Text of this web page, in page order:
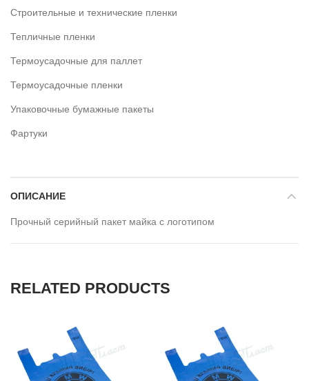
Строительные и технические пленки
Тепличные пленки
Термоусадочные для паллет
Термоусадочные пленки
Упаковочные бумажные пакеты
Фартуки
ОПИСАНИЕ
Прочный серийный пакет майка с логотипом
RELATED PRODUCTS